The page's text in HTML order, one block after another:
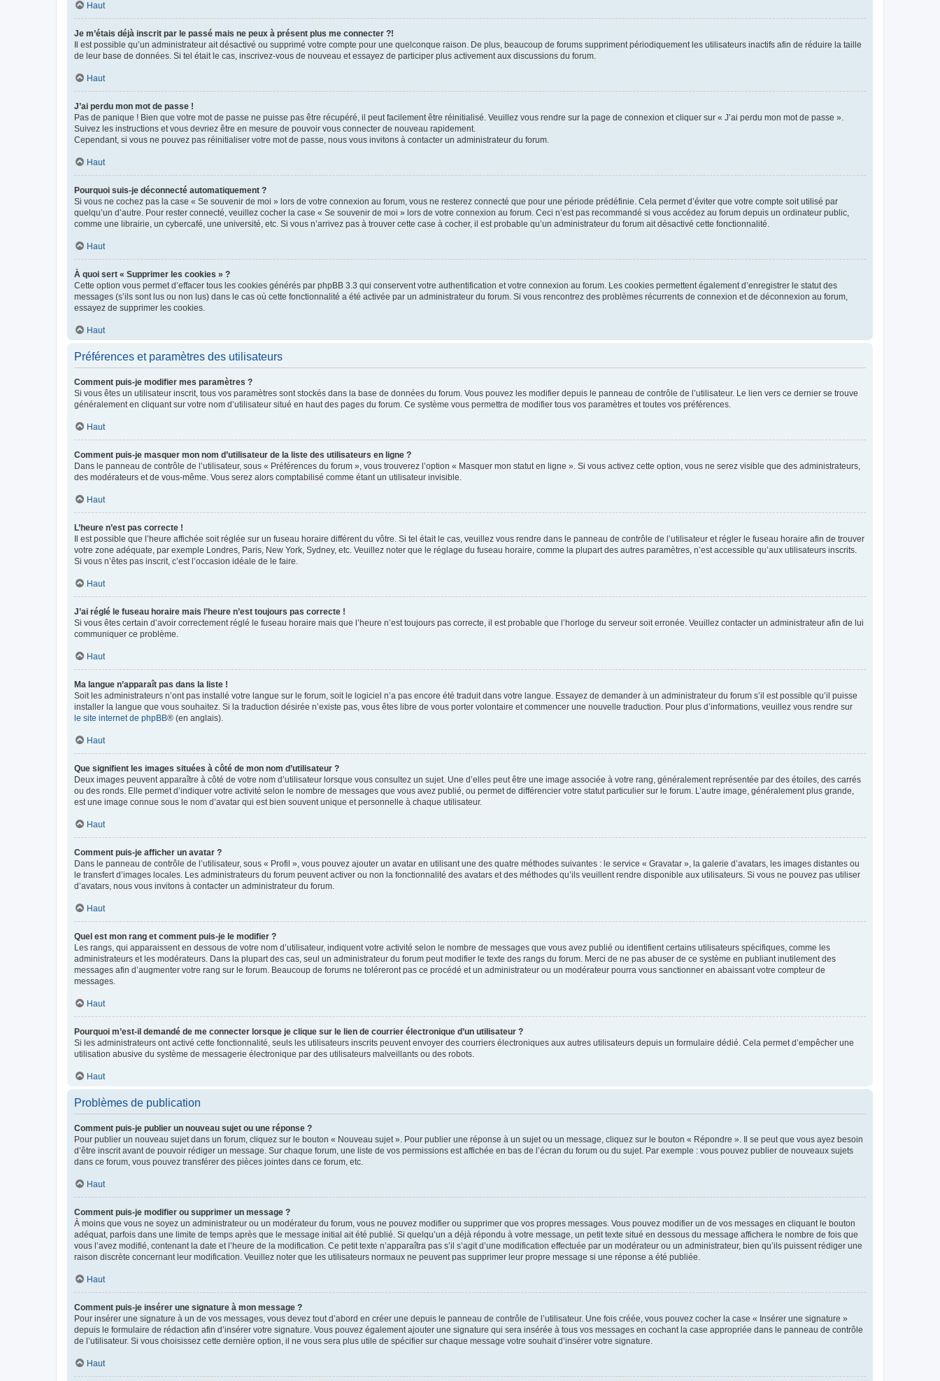
Haut
Je m’étais déjà inscrit par le passé mais ne peux à présent plus me connecter ?!
Il est possible qu’un administrateur ait désactivé ou supprimé votre compte pour une quelconque raison. De plus, beaucoup de forums suppriment périodiquement les utilisateurs inactifs afin de réduire la taille
de leur base de données. Si tel était le cas, inscrivez-vous de nouveau et essayez de participer plus activement aux discussions du forum.
Haut
J’ai perdu mon mot de passe !
Pas de panique ! Bien que votre mot de passe ne puisse pas être récupéré, il peut facilement être réinitialisé. Veuillez vous rendre sur la page de connexion et cliquer sur « J’ai perdu mon mot de passe ».
Suivez les instructions et vous devriez être en mesure de pouvoir vous connecter de nouveau rapidement.
Cependant, si vous ne pouvez pas réinitialiser votre mot de passe, nous vous invitons à contacter un administrateur du forum.
Haut
Pourquoi suis-je déconnecté automatiquement ?
Si vous ne cochez pas la case « Se souvenir de moi » lors de votre connexion au forum, vous ne resterez connecté que pour une période prédéfinie. Cela permet d’éviter que votre compte soit utilisé par
quelqu’un d’autre. Pour rester connecté, veuillez cocher la case « Se souvenir de moi » lors de votre connexion au forum. Ceci n’est pas recommandé si vous accédez au forum depuis un ordinateur public,
comme une librairie, un cybercafé, une université, etc. Si vous n’arrivez pas à trouver cette case à cocher, il est probable qu’un administrateur du forum ait désactivé cette fonctionnalité.
Haut
À quoi sert « Supprimer les cookies » ?
Cette option vous permet d’effacer tous les cookies générés par phpBB 3.3 qui conservent votre authentification et votre connexion au forum. Les cookies permettent également d’enregistrer le statut des
messages (s’ils sont lus ou non lus) dans le cas où cette fonctionnalité a été activée par un administrateur du forum. Si vous rencontrez des problèmes récurrents de connexion et de déconnexion au forum,
essayez de supprimer les cookies.
Haut
Préférences et paramètres des utilisateurs
Comment puis-je modifier mes paramètres ?
Si vous êtes un utilisateur inscrit, tous vos paramètres sont stockés dans la base de données du forum. Vous pouvez les modifier depuis le panneau de contrôle de l’utilisateur. Le lien vers ce dernier se trouve
généralement en cliquant sur votre nom d’utilisateur situé en haut des pages du forum. Ce système vous permettra de modifier tous vos paramètres et toutes vos préférences.
Haut
Comment puis-je masquer mon nom d’utilisateur de la liste des utilisateurs en ligne ?
Dans le panneau de contrôle de l’utilisateur, sous « Préférences du forum », vous trouverez l’option « Masquer mon statut en ligne ». Si vous activez cette option, vous ne serez visible que des administrateurs,
des modérateurs et de vous-même. Vous serez alors comptabilisé comme étant un utilisateur invisible.
Haut
L’heure n’est pas correcte !
Il est possible que l’heure affichée soit réglée sur un fuseau horaire différent du vôtre. Si tel était le cas, veuillez vous rendre dans le panneau de contrôle de l’utilisateur et régler le fuseau horaire afin de trouver
votre zone adéquate, par exemple Londres, Paris, New York, Sydney, etc. Veuillez noter que le réglage du fuseau horaire, comme la plupart des autres paramètres, n’est accessible qu’aux utilisateurs inscrits.
Si vous n’êtes pas inscrit, c’est l’occasion idéale de le faire.
Haut
J’ai réglé le fuseau horaire mais l’heure n’est toujours pas correcte !
Si vous êtes certain d’avoir correctement réglé le fuseau horaire mais que l’heure n’est toujours pas correcte, il est probable que l’horloge du serveur soit erronée. Veuillez contacter un administrateur afin de lui
communiquer ce problème.
Haut
Ma langue n’apparaît pas dans la liste !
Soit les administrateurs n’ont pas installé votre langue sur le forum, soit le logiciel n’a pas encore été traduit dans votre langue. Essayez de demander à un administrateur du forum s’il est possible qu’il puisse
installer la langue que vous souhaitez. Si la traduction désirée n’existe pas, vous êtes libre de vous porter volontaire et commencer une nouvelle traduction. Pour plus d’informations, veuillez vous rendre sur
le site internet de phpBB® (en anglais).
Haut
Que signifient les images situées à côté de mon nom d’utilisateur ?
Deux images peuvent apparaître à côté de votre nom d’utilisateur lorsque vous consultez un sujet. Une d’elles peut être une image associée à votre rang, généralement représentée par des étoiles, des carrés
ou des ronds. Elle permet d’indiquer votre activité selon le nombre de messages que vous avez publié, ou permet de différencier votre statut particulier sur le forum. L’autre image, généralement plus grande,
est une image connue sous le nom d’avatar qui est bien souvent unique et personnelle à chaque utilisateur.
Haut
Comment puis-je afficher un avatar ?
Dans le panneau de contrôle de l’utilisateur, sous « Profil », vous pouvez ajouter un avatar en utilisant une des quatre méthodes suivantes : le service « Gravatar », la galerie d’avatars, les images distantes ou
le transfert d’images locales. Les administrateurs du forum peuvent activer ou non la fonctionnalité des avatars et des méthodes qu’ils veuillent rendre disponible aux utilisateurs. Si vous ne pouvez pas utiliser
d’avatars, nous vous invitons à contacter un administrateur du forum.
Haut
Quel est mon rang et comment puis-je le modifier ?
Les rangs, qui apparaissent en dessous de votre nom d’utilisateur, indiquent votre activité selon le nombre de messages que vous avez publié ou identifient certains utilisateurs spécifiques, comme les
administrateurs et les modérateurs. Dans la plupart des cas, seul un administrateur du forum peut modifier le texte des rangs du forum. Merci de ne pas abuser de ce système en publiant inutilement des
messages afin d’augmenter votre rang sur le forum. Beaucoup de forums ne toléreront pas ce procédé et un administrateur ou un modérateur pourra vous sanctionner en abaissant votre compteur de
messages.
Haut
Pourquoi m’est-il demandé de me connecter lorsque je clique sur le lien de courrier électronique d’un utilisateur ?
Si les administrateurs ont activé cette fonctionnalité, seuls les utilisateurs inscrits peuvent envoyer des courriers électroniques aux autres utilisateurs depuis un formulaire dédié. Cela permet d’empêcher une
utilisation abusive du système de messagerie électronique par des utilisateurs malveillants ou des robots.
Haut
Problèmes de publication
Comment puis-je publier un nouveau sujet ou une réponse ?
Pour publier un nouveau sujet dans un forum, cliquez sur le bouton « Nouveau sujet ». Pour publier une réponse à un sujet ou un message, cliquez sur le bouton « Répondre ». Il se peut que vous ayez besoin
d’être inscrit avant de pouvoir rédiger un message. Sur chaque forum, une liste de vos permissions est affichée en bas de l’écran du forum ou du sujet. Par exemple : vous pouvez publier de nouveaux sujets
dans ce forum, vous pouvez transférer des pièces jointes dans ce forum, etc.
Haut
Comment puis-je modifier ou supprimer un message ?
À moins que vous ne soyez un administrateur ou un modérateur du forum, vous ne pouvez modifier ou supprimer que vos propres messages. Vous pouvez modifier un de vos messages en cliquant le bouton
adéquat, parfois dans une limite de temps après que le message initial ait été publié. Si quelqu’un a déjà répondu à votre message, un petit texte situé en dessous du message affichera le nombre de fois que
vous l’avez modifié, contenant la date et l’heure de la modification. Ce petit texte n’apparaîtra pas s’il s’agit d’une modification effectuée par un modérateur ou un administrateur, bien qu’ils puissent rédiger une
raison discrète concernant leur modification. Veuillez noter que les utilisateurs normaux ne peuvent pas supprimer leur propre message si une réponse a été publiée.
Haut
Comment puis-je insérer une signature à mon message ?
Pour insérer une signature à un de vos messages, vous devez tout d’abord en créer une depuis le panneau de contrôle de l’utilisateur. Une fois créée, vous pouvez cocher la case « Insérer une signature »
depuis le formulaire de rédaction afin d’insérer votre signature. Vous pouvez également ajouter une signature qui sera insérée à tous vos messages en cochant la case appropriée dans le panneau de contrôle
de l’utilisateur. Si vous choisissez cette dernière option, il ne vous sera plus utile de spécifier sur chaque message votre souhait d’insérer votre signature.
Haut